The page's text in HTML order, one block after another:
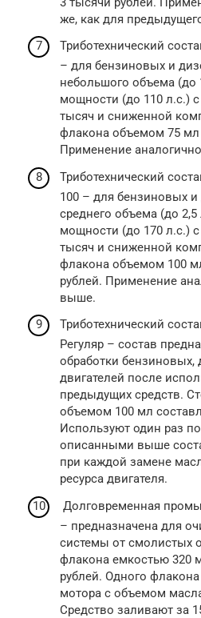
же, как для
Триботехнический
– для бензиновых и
небольшого объема (до
мощности (до 110 л.с.)
тысяч и сниженной
флакона объемом 75 мл
Применение
Триботехнический
100 – для бензиновых
среднего объема (до
мощности (до 170 л.с.)
тысяч и сниженной
флакона объемом 100
рублей. Применение
выше.
Триботехнический
Регуляр – состав
обработки бензиновых,
двигателей после
предыдущих средств.
объемом 100 мл
Используют один раз
описанными выше
при каждой замене
ресурса двигателя.
Долговременная
– предназначена для
системы от смолистых
флакона емкостью 320
рублей. Одного
мотора с объемом
Средство заливают за